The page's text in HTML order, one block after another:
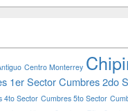
Centro Monterrey
1er SectorCumbres 2do
4to Sector Cumbres 5to Sector